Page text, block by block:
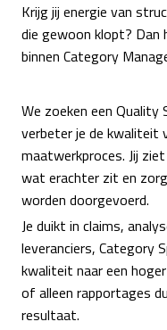
Krijg jij energie van
die gewoon klopt? Dan
binnen Category
We zoeken een Quality
verbeter je de kwaliteit
maatwerkproces. Jij
wat erachter zit en
worden doorgevoerd.
Je duikt in claims,
leveranciers, Category
kwaliteit naar een
of alleen rapportages
resultaat.